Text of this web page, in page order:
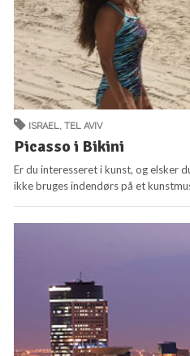
ISRAEL,TEL AVIV
Picasso i Bikini
Er du interesseret i kunst, og elsker
ikke bruges indendørs på et